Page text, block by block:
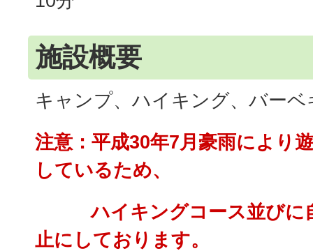
施設概要
キャンプ、ハイキング、バーベ
注意： 平成30年7月豪雨により
しているため、
ハイキングコース並びに
止にしております。